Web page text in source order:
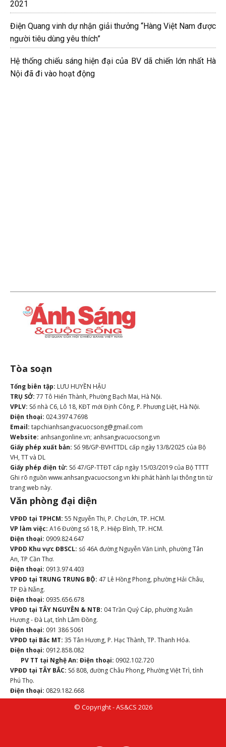
2021
Điện Quang vinh dự nhận giải thưởng “Hàng Việt Nam được
người tiêu dùng yêu thích”
Hệ thống chiếu sáng hiện đại của BV dã chiến lớn nhất Hà
Nội đã đi vào hoạt động
Tòa soạn
Tổng biên tập: LƯU HUYỀN HẬU
TRỤ SỞ: 77 Tô Hiến Thành, Phường Bạch Mai, Hà Nội.
VPLV: Số nhà C6, Lô 18, KĐT mới Định Công, P. Phương Liệt, Hà Nội.
Điện thoại: 024.3974.7698
Email: tapchianhsangvacuocsong@gmail.com
Website: anhsangonline.vn; anhsangvacuocsong.vn
Giấy phép xuất bản: Số 98/GP-BVHTTDL cấp ngày 13/8/2025 của Bộ
VH, TT và DL
Giấy phép điện tử: Số 47/GP-TTĐT cấp ngày 15/03/2019 của Bộ TTTT
Ghi rõ nguồn www.anhsangvacuocsong.vn khi phát hành lại thông tin từ
trang web này.
Văn phòng đại diện
VPĐD tại TPHCM: 55 Nguyễn Thi, P. Chợ Lớn, TP. HCM.
VP làm việc: A16 Đường số 18, P. Hiệp Bình, TP. HCM.
Điện thoại: 0909.824.647
VPĐD Khu vực ĐBSCL: số 46A đường Nguyễn Văn Linh, phường Tân
An, TP Cần Thơ.
Điện thoại: 0913.974.403
VPĐD tại TRUNG TRUNG BỘ: 47 Lê Hồng Phong, phường Hải Châu,
TP Đà Nẵng.
Điện thoại: 0935.656.678
VPĐD tại TÂY NGUYÊN & NTB: 04 Trần Quý Cáp, phường Xuân
Hương - Đà Lạt, tỉnh Lâm Đồng.
Điện thoại: 091 386 5061
VPĐD tại Bắc MT: 35 Tân Hương, P. Hạc Thành, TP. Thanh Hóa.
Điện thoại: 0912.858.082
PV TT tại Nghệ An: Điện thoại: 0902.102.720
VPĐD tại TÂY BẮC: Số 808, đường Châu Phong, Phường Việt Trì, tỉnh
Phú Thọ.
Điện thoại: 0829.182.668
© Copyright - AS&CS 2026